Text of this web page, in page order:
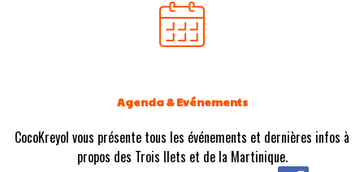
Agenda & Evénements
CocoKreyol vous présente tous les événements et dernières infos à
propos des Trois Ilets et de la Martinique.